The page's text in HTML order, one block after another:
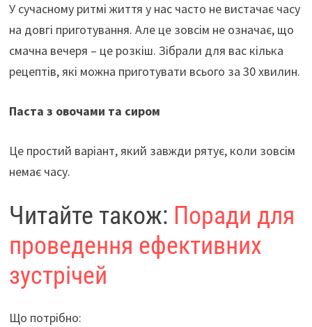
b
o
o
k
gr
a
m
at
sA
p
p
er
У сучасному ритмі життя у нас часто не вистачає часу
на довгі приготування. Але це зовсім не означає, що
смачна вечеря – це розкіш. Зібрали для вас кілька
рецептів, які можна приготувати всього за 30 хвилин.
Паста з овочами та сиром
Це простий варіант, який завжди рятує, коли зовсім
немає часу.
Читайте також: Поради для
проведення ефективних
зустрічей
Що потрібно: